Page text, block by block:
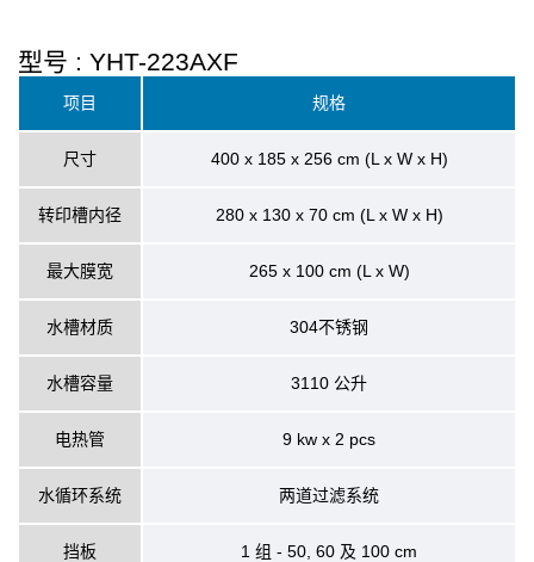
型号 : YHT-223AXF
项目 规格
尺寸 400 x 185 x 256 cm (L x W x H)
转印槽内径 280 x 130 x 70 cm (L x W x H)
最大膜宽 265 x 100 cm (L x W)
水槽材质 304不锈钢
水槽容量 3110 公升
电热管 9 kw x 2 pcs
水循环系统 两道过滤系统
挡板 1 组 - 50, 60 及 100 cm